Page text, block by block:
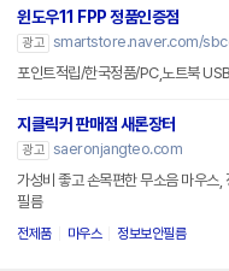
윈도우11 FPP 정품인증점
광고 smartstore.naver.com/
포인트적립/한국정품/PC,노트북
지클릭커 판매점 새론장터
광고 saeronjangteo.com
가성비 좋고 손목편한 무소음 마우스,
필름
전제품 마우스 정보보안필름